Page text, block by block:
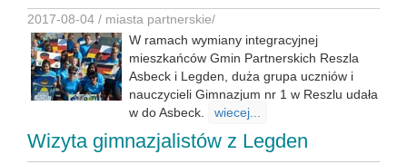
2017-08-04 / miasta partnerskie/
W ramach wymiany integracyjnej
mieszkańców Gmin Partnerskich Reszla
Asbeck i Legden, duża grupa uczniów i
nauczycieli Gimnazjum nr 1 w Reszlu udała
w do Asbeck.
wiecej...
Wizyta gimnazjalistów z Legden